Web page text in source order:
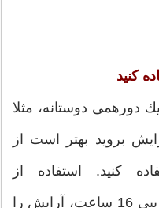
كنید
دورهمی دوستانه، مثلا
بروید بهتر است از
كنید. استفاده از
فیكس‌كننده البته برای زمان تقریبی 16 ساعت، آرایش را